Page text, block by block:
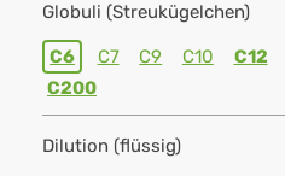
Globuli (Streukügelchen)
C6 C7 C9 C10 C12
C200
Dilution (flüssig)